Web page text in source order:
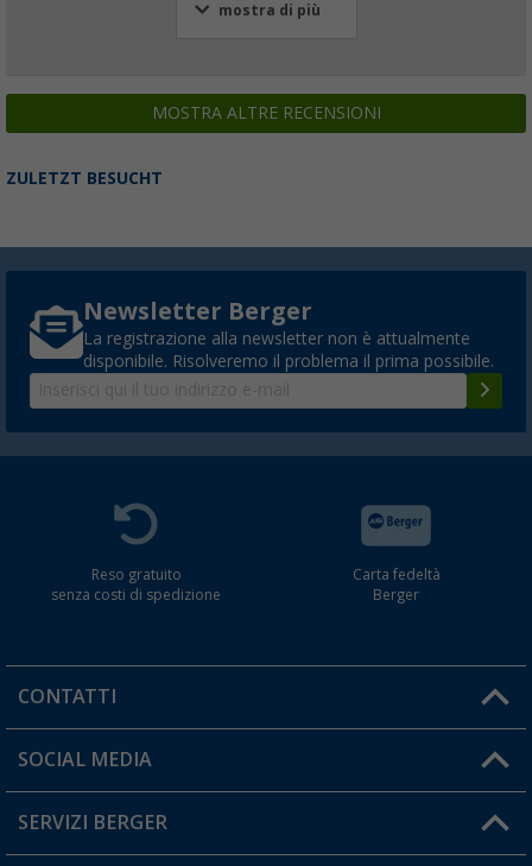
mostra di più
MOSTRA ALTRE RECENSIONI
ZULETZT BESUCHT
Newsletter Berger
La registrazione alla newsletter non è attualmente
disponibile. Risolveremo il problema il prima possibile.
Reso gratuito
senza costi di spedizione
Carta fedeltà
Berger
CONTATTI
Orari di apertura del servizio:
Hai una domanda?
SOCIAL MEDIA
SERVIZI BERGER